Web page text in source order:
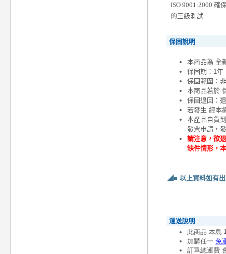
ISO 9001:2000 確
的三級測試
保固說明
本商品為 全
保固期：1年
保固範圍：
本商品若於
保固退回：
若發生 經本
本產品自貨
發票申請，
請注意，欲
缺件情形，
◢■ 以上資料如有